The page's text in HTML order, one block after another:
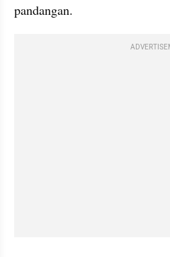
pandangan.